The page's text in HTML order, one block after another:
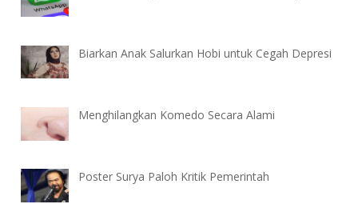
Biarkan Anak Salurkan Hobi untuk Cegah Depresi
Menghilangkan Komedo Secara Alami
Poster Surya Paloh Kritik Pemerintah